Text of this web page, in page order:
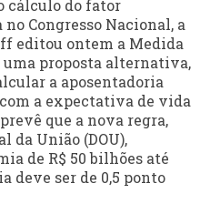
cálculo do fator
Congresso Nacional, a
editou ontem a Medida
uma proposta alternativa,
a aposentadoria
a expectativa de vida
que a nova regra,
da União (DOU),
de R$ 50 bilhões até
deve ser de 0,5 ponto